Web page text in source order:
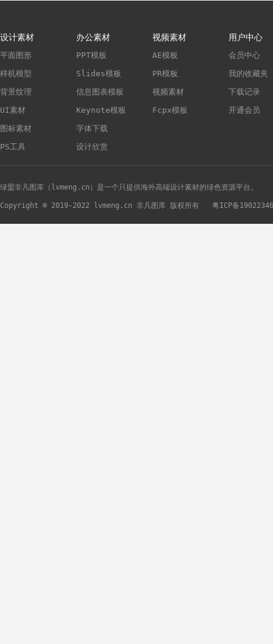
设计素材
平面图形
样机模型
背景纹理
UI素材
图标素材
PS工具
办公素材
PPT模板
Slides模板
信息图表模板
Keynote模板
字体下载
设计欣赏
视频素材
AE模板
PR模板
视频素材
Fcpx模板
用户中心
会员中心
我的收藏夹
下载记录
开通会员
绿盟非凡图库（lvmeng.cn）是一个只提供海外高端设计素材的绿色资源平台。
Copyright © 2019-2022 lvmeng.cn 非凡图库 版权所有 粤ICP备